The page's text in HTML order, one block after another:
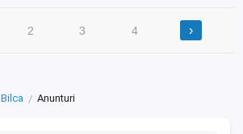
2 3 4 ›
Bilca Anunturi